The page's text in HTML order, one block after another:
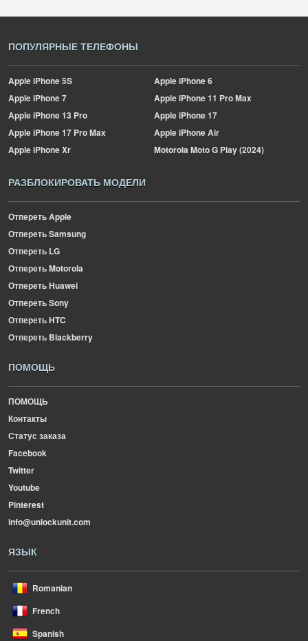
ПОПУЛЯРНЫЕ ТЕЛЕФОНЫ
AppleiPhone 5S AppleiPhone 6
AppleiPhone 7 AppleiPhone 11 Pro Max
AppleiPhone 13 Pro AppleiPhone 17
AppleiPhone 17 Pro Max AppleiPhone Air
AppleiPhone Xr MotorolaMoto G Play (2024)
РАЗБЛОКИРОВАТЬ МОДЕЛИ
Отпереть Apple
Отпереть Samsung
Отпереть LG
Отпереть Motorola
Отпереть Huawei
Отпереть Sony
Отпереть HTC
Отпереть Blackberry
ПОМОЩЬ
ПОМОЩЬ
Контакты
Статус заказа
Facebook
Twitter
Youtube
Pinterest
info@unlockunit.com
ЯЗЫК
Romanian
French
Spanish